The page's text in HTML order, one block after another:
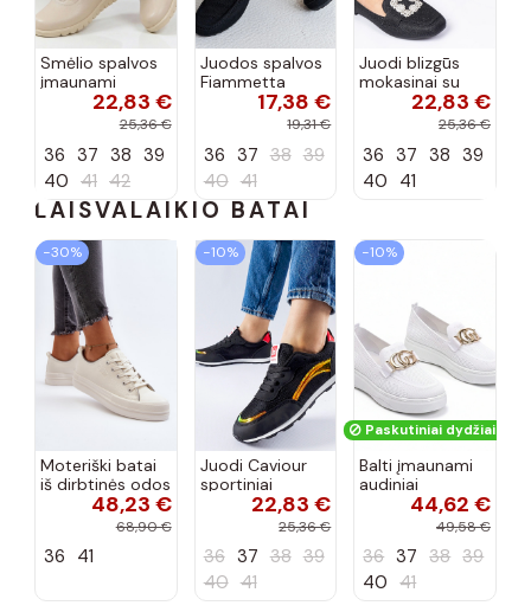
Smėlio spalvos
įmaunami
pusbačiai su
žemu kulniuku
22,83 €
25,36 €
36 37 38 39
40 41 42
Juodos spalvos
Fiammetta
audinio bateliai
17,38 €
19,31 €
36 37 38 39
40 41
Juodi blizgūs
mokasinai su
cirkoniais22,83 €
25,36 €
36 37 38 39
40 41
LAISVALAIKIO BATAI
−30%
Moteriški batai
iš dirbtinės odos
Big Star
NN274847
48,23 €
68,90 €
36 41
−10%
Juodi Caviour
sportiniai
sportbačiai22,83 €
25,36 €
36 37 38 39
40 41
−10%
Paskutiniai dydžiai!
Balti įmaunami
audiniai
sportbačiai su
44,62 €
49,58 €
36 37 38 39
40 41